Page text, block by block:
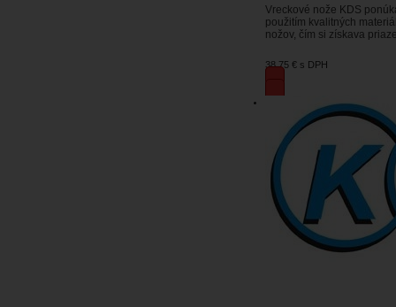
Vreckové nože KDS
použitím kvalitných
nožov, čím si získava
38,75 € s DPH